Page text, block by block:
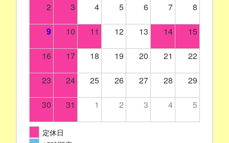
2 3 4 5 6 7 8
9 10 11 12 13 14 15
16 17 18 19 20 21 22
23 24 25 26 27 28 29
30 31 1 2 3 4 5
定休日